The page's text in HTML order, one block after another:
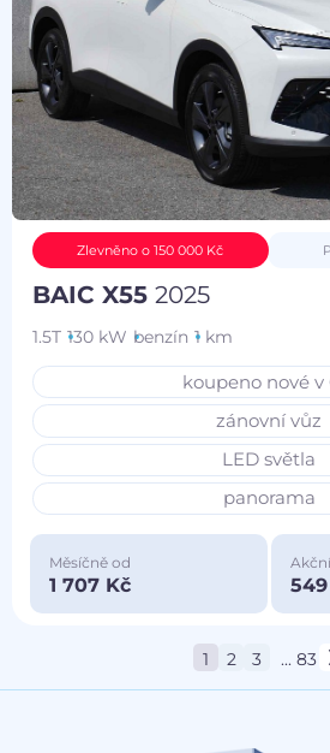
Zlevněno o 150 000 Kč
BAIC X552025
1.5T 130 kW benzín 1 km
koupeno nové v
zánovní vůz
LED světla
panorama
Měsíčně od
1 707 Kč
1 2 3 ... 83